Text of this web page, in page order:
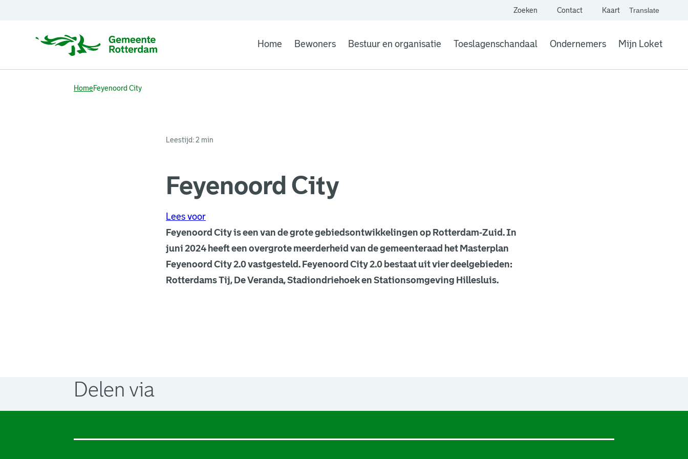
Zoeken Contact Kaart
. Link opent een
Translate
website,
Vertaal
Home Bewoners Bestuur en organisatie Toeslagenschandaal Ondernemers Mijn Loket
. Link opent een
HomeFeyenoord City
Leestijd: 2 min
Feyenoord City
Lees voor
Feyenoord City is een van de grote gebiedsontwikkelingen op Rotterdam-Zuid. In
juni 2024 heeft een overgrote meerderheid van de gemeenteraad het Masterplan
Feyenoord City 2.0 vastgesteld. Feyenoord City 2.0 bestaat uit vier deelgebieden:
Rotterdams Tij, De Veranda, Stadiondriehoek en Stationsomgeving Hillesluis.
Delen via